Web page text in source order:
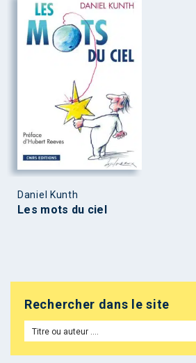
Daniel Kunth
Les mots du ciel
Rechercher dans le site